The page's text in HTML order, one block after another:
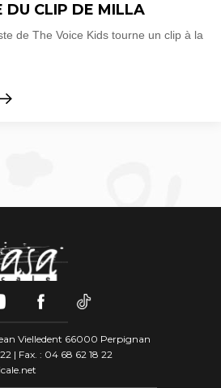
DU CLIP DE MILLA
de The Voice Kids tourne un clip à la
Vielledent 66000 Perpignan
| Fax. : 04 68 62 18 22